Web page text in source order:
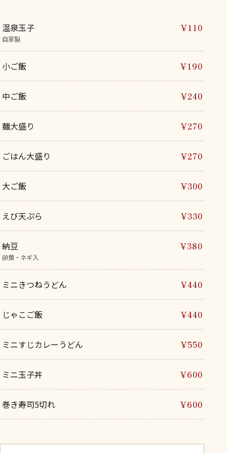
温泉玉子
自家製
¥110
小ご飯 ¥190
中ご飯 ¥240
麺大盛り ¥270
ごはん大盛り ¥270
大ご飯 ¥300
えび天ぷら ¥330
納豆
卵黄・ネギ入
¥380
ミニきつねうどん ¥440
じゃこご飯 ¥440
ミニすじカレーうどん ¥550
ミニ玉子丼 ¥600
巻き寿司5切れ ¥600